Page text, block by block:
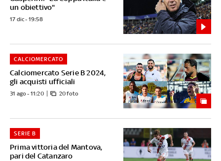
un obiettivo"
17 dic - 19:58
Calciomercato Serie B 2024,
gli acquisti ufficiali
CALCIOMERCATO
31 ago - 11:20 20 foto
Prima vittoria del Mantova,
pari del Catanzaro
SERIE B